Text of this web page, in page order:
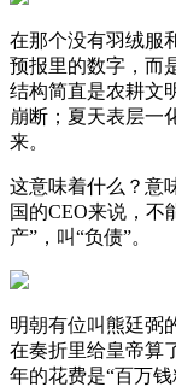
在那个没有羽绒服
预报里的数字，而
结构简直是农耕文
崩断；夏天表层一
来。
这意味着什么？意
国的CEO来说，不
产”，叫“负债”。
明朝有位叫熊廷弼
在奏折里给皇帝算
年的花费是“百万